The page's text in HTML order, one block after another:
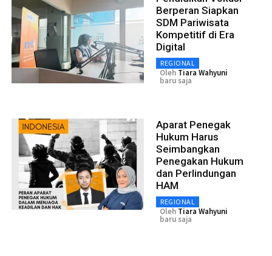
Berperan Siapkan
SDM Pariwisata
Kompetitif di Era
Digital
REGIONAL
Oleh Tiara Wahyuni
baru saja
Aparat Penegak
Hukum Harus
Seimbangkan
Penegakan Hukum
dan Perlindungan
HAM
REGIONAL
Oleh Tiara Wahyuni
baru saja